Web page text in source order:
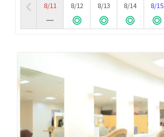
8/11
8/12
8/13
8/14
8/15